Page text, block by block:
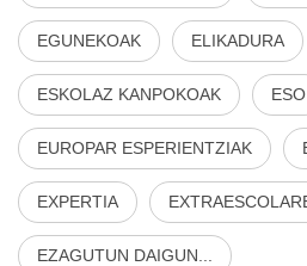
EGUNEKOAK ELIKADURA
ESKOLAZ KANPOKOAK ESO
EUROPAR ESPERIENTZIAK
EXPERTIA
EZAGUTUN DAIGUN...